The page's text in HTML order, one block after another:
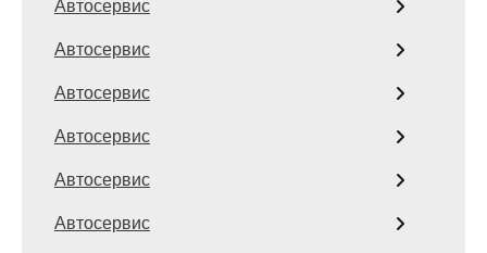
Автосервис
Автосервис
Автосервис
Автосервис
Автосервис
Автосервис